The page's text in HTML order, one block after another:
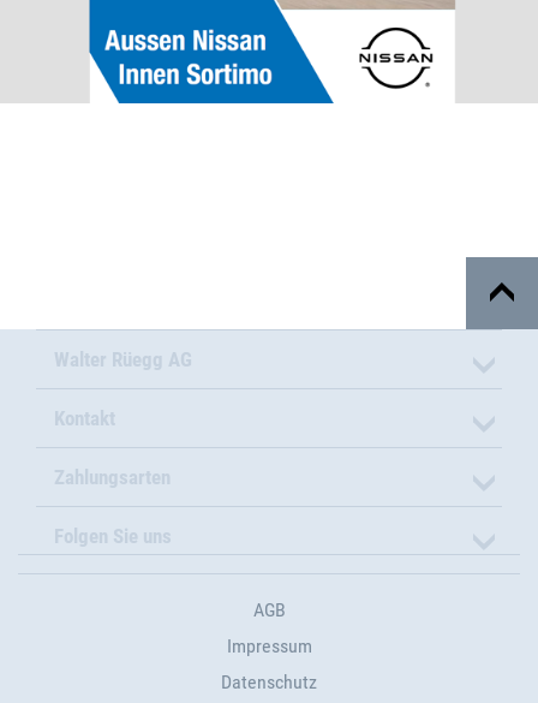
Walter Rüegg AG
Kontakt
Zahlungsarten
Folgen Sie uns
AGB
Impressum
Datenschutz